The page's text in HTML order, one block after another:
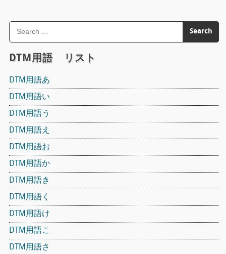
DTM用語 リスト
DTM用語あ
DTM用語い
DTM用語う
DTM用語え
DTM用語お
DTM用語か
DTM用語き
DTM用語く
DTM用語け
DTM用語こ
DTM用語さ